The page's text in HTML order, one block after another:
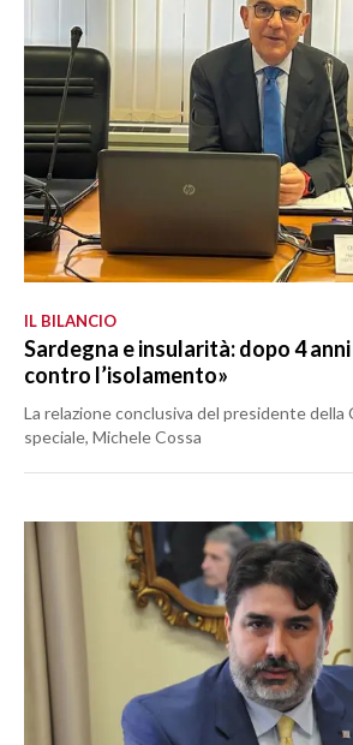
IL BILANCIO
Sardegna e insularità: dopo 4
contro l’isolamento»
La relazione conclusiva del presidente della
speciale, Michele Cossa